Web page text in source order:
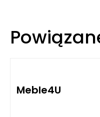
Meble4U